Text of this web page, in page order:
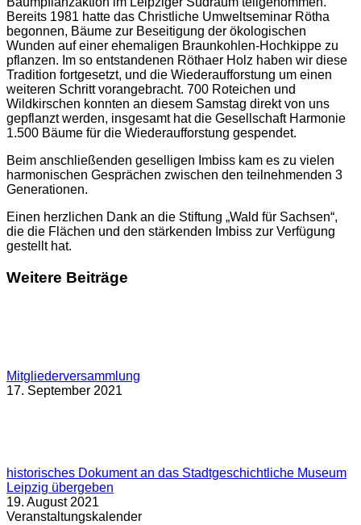
Bereits 1981 hatte das Christliche Umweltseminar Rötha
begonnen, Bäume zur Beseitigung der ökologischen
Wunden auf einer ehemaligen Braunkohlen-Hochkippe zu
pflanzen. Im so entstandenen Röthaer Holz haben wir diese
Tradition fortgesetzt, und die Wiederaufforstung um einen
weiteren Schritt vorangebracht. 700 Roteichen und
Wildkirschen konnten an diesem Samstag direkt von uns
gepflanzt werden, insgesamt hat die Gesellschaft Harmonie
1.500 Bäume für die Wiederaufforstung gespendet.
Beim anschließenden geselligen Imbiss kam es zu vielen
harmonischen Gesprächen zwischen den teilnehmenden 3
Generationen.
Einen herzlichen Dank an die Stiftung „Wald für Sachsen“,
die die Flächen und den stärkenden Imbiss zur Verfügung
gestellt hat.
Weitere Beiträge
Mitgliederversammlung
17. September 2021
historisches Dokument an das Stadtgeschichtliche Museum
Leipzig übergeben
19. August 2021
Veranstaltungskalender